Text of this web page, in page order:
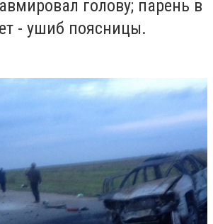
голову; парень в
- ушиб поясницы.